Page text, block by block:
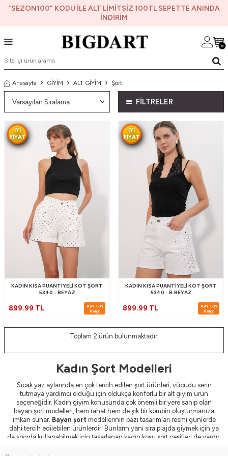
"SEZON100" KODU İLE ALT LİMİTSİZ 100TL SEPETTE ANINDA
İNDİRİM
0
Anasayfa GİYİM ALT GİYİM Şort
FİLTRELER
IYI
FIYAT
KADIN KISA PUANTIYELI KOT ŞORT
5340 - BEYAZ
899.99 TL
Aynı Gün
Kargo
IYI
FIYAT
KADIN KISA PUANTIYELI KOT ŞORT
5340 - B.BEYAZ
899.99 TL
Aynı Gün
Kargo
Toplam 2 ürün bulunmaktadır.
Kadın Şort Modelleri
Sıcak yaz aylarında en çok tercih edilen şort ürünleri, vücudu serin
tutmaya yardımcı olduğu için oldukça konforlu bir alt giyim ürün
seçeneğidir. Kadın giyim konusunda çok önemli bir yere sahip olan
bayan şort modelleri, hem rahat hem de şık bir kombin oluşturmanıza
imkan sunar. Bayan şort modellerinin bazı tasarımları resmi günlerde
dahi tercih edilebilen ürünlerdir. Bunların yanı sıra plajda giymek için ya
da sporda kullanabilmek için tasarlanan kadın koşu şort çeşitleri de vardır.
bulunan şortlar, birbirinden farklı avantajlar sunar. Bu yüzden sıcak yaz